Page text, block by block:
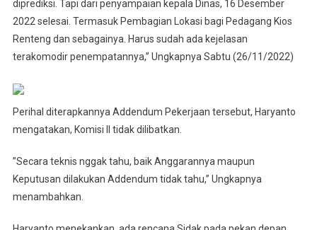
diprediksi. Tapi dari penyampaian kepala Dinas, 16 Desember
2022 selesai. Termasuk Pembagian Lokasi bagi Pedagang Kios
Renteng dan sebagainya. Harus sudah ada kejelasan
terakomodir penempatannya,” Ungkapnya Sabtu (26/11/2022)
Perihal diterapkannya Addendum Pekerjaan tersebut, Haryanto
mengatakan, Komisi II tidak dilibatkan.
”Secara teknis nggak tahu, baik Anggarannya maupun
Keputusan dilakukan Addendum tidak tahu,” Ungkapnya
menambahkan.